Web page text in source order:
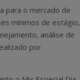
para o mercado de
mínimos de estágio,
análise de
por